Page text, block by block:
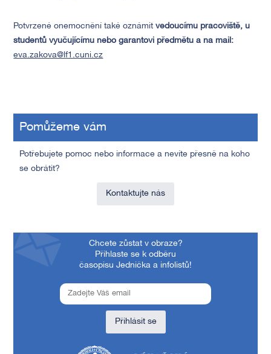
Potvrzené onemocnění také oznámitvedoucímu pracoviště, u
studentů vyučujícímu nebo garantovi předmětu a na mail:
eva.zakova@lf1.cuni.cz
Pomůžeme vám
Potřebujete pomoc nebo informace a nevíte přesně na koho
se obrátit?
Kontaktujte nás
Chcete zůstat v obraze?
Přihlaste se k odběru
časopisu Jednička a infolistů!
Přihlásit se